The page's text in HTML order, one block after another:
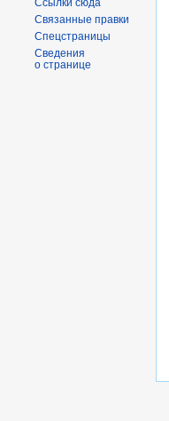
Ссылки сюда
Связанные правки
Спецстраницы
Сведения
о странице